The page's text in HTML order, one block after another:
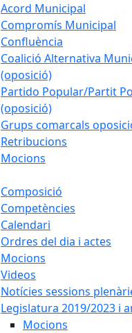
Acord Municipal
Compromís Municipal
Confluència
Coalició Alternativa
(oposició)
Partido Popular/Partit
(oposició)
Grups comarcals
Retribucions
Mocions
Composició
Competències
Calendari
Ordres del dia i actes
Mocions
Videos
Notícies sessions
Legislatura 2019/2023 i
Mocions